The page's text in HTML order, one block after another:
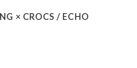
× CROCS / ECHO